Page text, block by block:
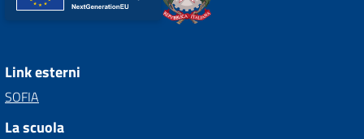
Link esterni
SOFIA
La scuola